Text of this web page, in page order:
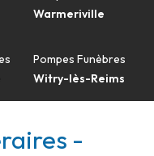
Warmeriville
Pompes Funèbres
Witry-lès-Reims
-